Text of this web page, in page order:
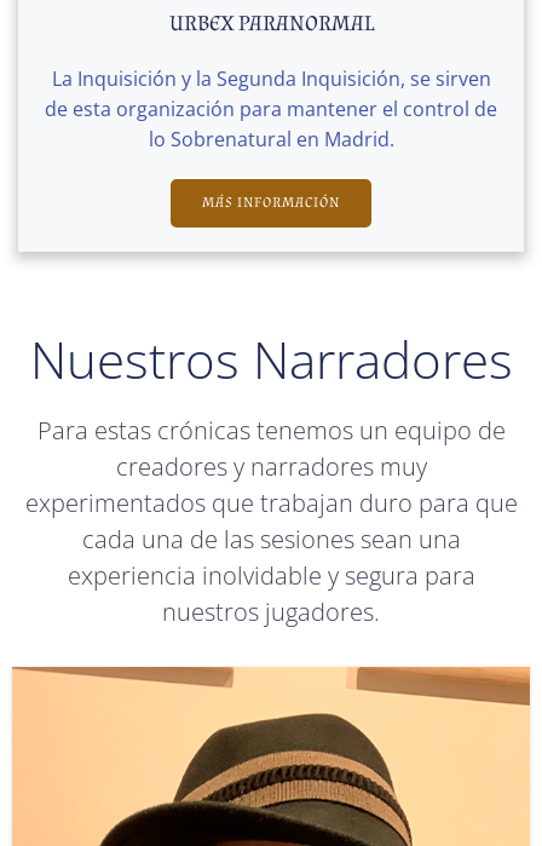
URBEX PARANORMAL
La Inquisición y la Segunda Inquisición, se sirven
de esta organización para mantener el control de
lo Sobrenatural en Madrid.
MÁS INFORMACIÓN
Nuestros Narradores
Para estas crónicas tenemos un equipo de
creadores y narradores muy
experimentados que trabajan duro para que
cada una de las sesiones sean una
experiencia inolvidable y segura para
nuestros jugadores.